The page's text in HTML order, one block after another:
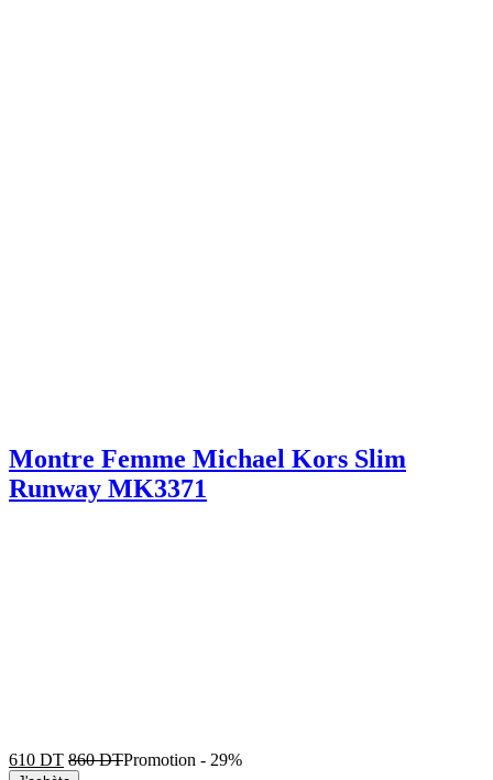
Montre Femme Michael Kors Slim
Runway MK3371
610 DT 860DTPromotion - 29%